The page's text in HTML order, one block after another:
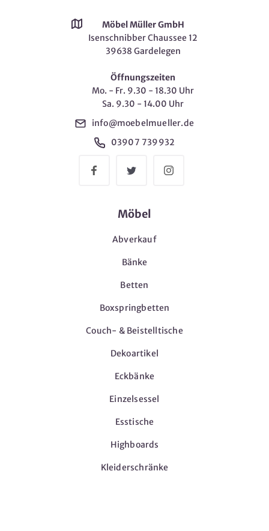
Möbel Müller GmbH
Isenschnibber Chaussee 12
39638 Gardelegen
Öffnungszeiten
Mo. - Fr. 9.30 - 18.30 Uhr
Sa. 9.30 - 14.00 Uhr
info@moebelmueller.de
03907 739932
Möbel
Abverkauf
Bänke
Betten
Boxspringbetten
Couch- & Beistelltische
Dekoartikel
Eckbänke
Einzelsessel
Esstische
Highboards
Kleiderschränke